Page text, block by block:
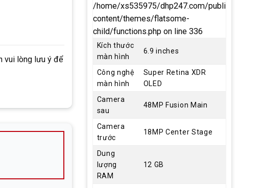
vui lòng lưu ý để
/home/xs535975/dhp247.com/public_html/
content/themes/flatsome-
child/functions.phpon line 336
Kích thước
màn hình
6.9 inches
Công nghệ
màn hình
Super Retina XDR
OLED
Camera
sau
48MP Fusion Main
Camera
trước
18MP Center Stage
Dung
lượng
RAM
12 GB